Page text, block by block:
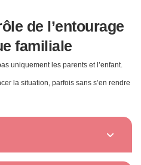
de l’entourage
familiale
uniquement les parents et l’enfant.
la situation, parfois sans s’en rendre